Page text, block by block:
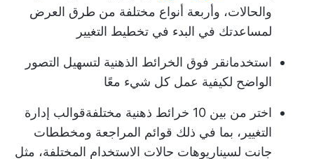
والحالات، وأربعة أنواع مختلفة من طرق العرض
لمساعدتك في البدء في تخطيط التغيير
استخدمانقر فوق الخرائط الذهنية لتسهيل التصور
الواضح لكيفية عمل كل شيء معًا
اختر من بين 10 خرائط ذهنية مختلفة
قوالب إدارة
التغيير ، بما في ذلك قوائم المراجعة ومخططات
جانت لسيناريوهات حالات الاستخدام المختلفة، مثل